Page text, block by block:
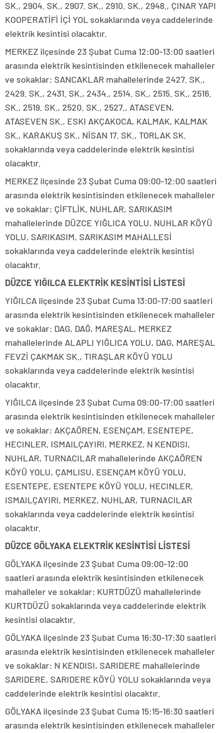
SK., 2904. SK., 2907. SK., 2910. SK., 2948., ÇINAR YAPI
KOOPERATİFİ İÇİ YOL sokaklarında veya caddelerinde
elektrik kesintisi olacaktır.
MERKEZ ilçesinde 23 Şubat Cuma 12:00-13:00 saatleri
arasında elektrik kesintisinden etkilenecek mahalleler
ve sokaklar: SANCAKLAR mahallelerinde 2427. SK.,
2429. SK., 2431. SK., 2434., 2514. SK., 2515. SK., 2516.
SK., 2519. SK., 2520. SK., 2527., ATASEVEN,
ATASEVEN SK., ESKI AKÇAKOCA, KALMAK, KALMAK
SK., KARAKUŞ SK., NİSAN 17. SK., TORLAK SK.
sokaklarında veya caddelerinde elektrik kesintisi
olacaktır.
MERKEZ ilçesinde 23 Şubat Cuma 09:00-12:00 saatleri
arasında elektrik kesintisinden etkilenecek mahalleler
ve sokaklar: ÇİFTLİK, NUHLAR, SARIKASIM
mahallelerinde DÜZCE YIĞLICA YOLU, NUHLAR KÖYÜ
YOLU, SARIKASIM, SARIKASIM MAHALLESİ
sokaklarında veya caddelerinde elektrik kesintisi
olacaktır.
DÜZCE YIĞILCA ELEKTRİK KESİNTİSİ LİSTESİ
YIĞILCA ilçesinde 23 Şubat Cuma 13:00-17:00 saatleri
arasında elektrik kesintisinden etkilenecek mahalleler
ve sokaklar: DAG, DAĞ, MAREŞAL, MERKEZ
mahallelerinde ALAPLI YIĞLICA YOLU, DAG, MAREŞAL
FEVZİ ÇAKMAK SK., TIRAŞLAR KÖYÜ YOLU
sokaklarında veya caddelerinde elektrik kesintisi
olacaktır.
YIĞILCA ilçesinde 23 Şubat Cuma 09:00-17:00 saatleri
arasında elektrik kesintisinden etkilenecek mahalleler
ve sokaklar: AKÇAÖREN, ESENÇAM, ESENTEPE,
HECINLER, ISMAILÇAYIRI, MERKEZ, N KENDISI,
NUHLAR, TURNACILAR mahallelerinde AKÇAÖREN
KÖYÜ YOLU, ÇAMLISU, ESENÇAM KÖYÜ YOLU,
ESENTEPE, ESENTEPE KÖYÜ YOLU, HECINLER,
ISMAILÇAYIRI, MERKEZ, NUHLAR, TURNACILAR
sokaklarında veya caddelerinde elektrik kesintisi
olacaktır.
DÜZCE GÖLYAKA ELEKTRİK KESİNTİSİ LİSTESİ
GÖLYAKA ilçesinde 23 Şubat Cuma 09:00-12:00
saatleri arasında elektrik kesintisinden etkilenecek
mahalleler ve sokaklar: KURTDÜZÜ mahallelerinde
KURTDÜZÜ sokaklarında veya caddelerinde elektrik
kesintisi olacaktır.
GÖLYAKA ilçesinde 23 Şubat Cuma 16:30-17:30 saatleri
arasında elektrik kesintisinden etkilenecek mahalleler
ve sokaklar: N KENDISI, SARIDERE mahallelerinde
SARIDERE, SARIDERE KÖYÜ YOLU sokaklarında veya
caddelerinde elektrik kesintisi olacaktır.
GÖLYAKA ilçesinde 23 Şubat Cuma 15:15-16:30 saatleri
arasında elektrik kesintisinden etkilenecek mahalleler